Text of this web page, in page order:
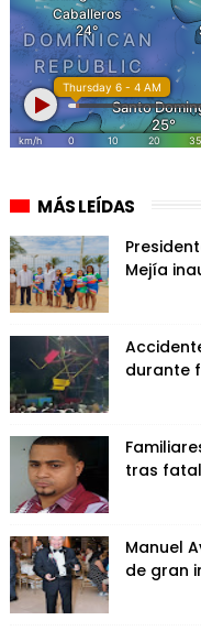
MÁS LEÍDAS
Mejía
durante
tras
Manuel
de gran